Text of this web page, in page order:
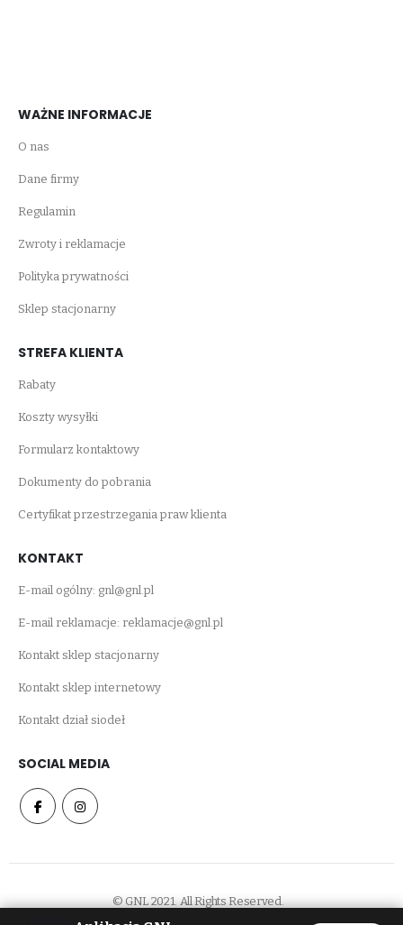
WAŻNE INFORMACJE
O nas
Dane firmy
Regulamin
Zwroty i reklamacje
Polityka prywatności
Sklep stacjonarny
STREFA KLIENTA
Rabaty
Koszty wysyłki
Formularz kontaktowy
Dokumenty do pobrania
Certyfikat przestrzegania praw klienta
KONTAKT
E-mail ogólny: gnl@gnl.pl
E-mail reklamacje: reklamacje@gnl.pl
Kontakt sklep stacjonarny
Kontakt sklep internetowy
Kontakt dział siodeł
SOCIAL MEDIA
© GNL 2021. All Rights Reserved.